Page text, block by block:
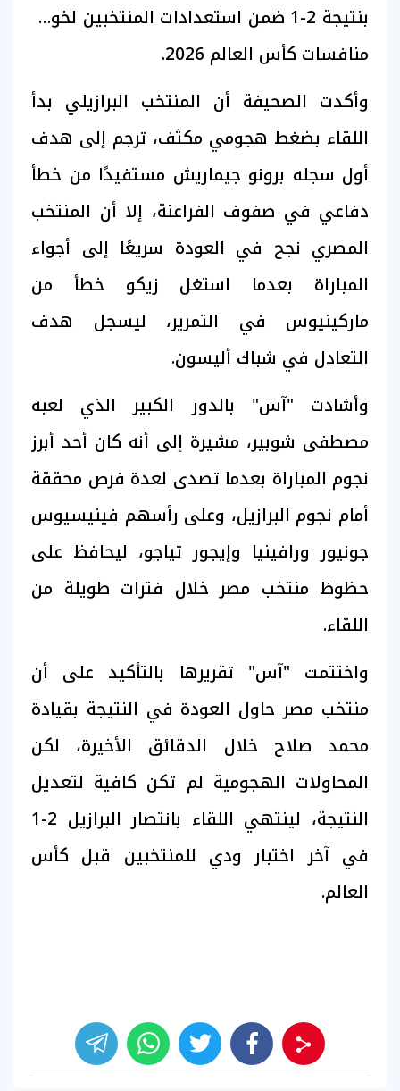
بنتيجة 2-1 ضمن استعدادات المنتخبين لخوض
منافسات كأس العالم 2026.
وأكدت الصحيفة أن المنتخب البرازيلي بدأ
اللقاء بضغط هجومي مكثف، ترجم إلى هدف
أول سجله برونو جيماريش مستفيدًا من خطأ
دفاعي في صفوف الفراعنة، إلا أن المنتخب
المصري نجح في العودة سريعًا إلى أجواء
المباراة بعدما استغل زيكو خطأ من
ماركينيوس في التمرير، ليسجل هدف
التعادل في شباك أليسون.
وأشادت "آس" بالدور الكبير الذي لعبه
مصطفى شوبير، مشيرة إلى أنه كان أحد أبرز
نجوم المباراة بعدما تصدى لعدة فرص محققة
أمام نجوم البرازيل، وعلى رأسهم فينيسيوس
جونيور ورافينيا وإيجور تياجو، ليحافظ على
حظوظ منتخب مصر خلال فترات طويلة من
اللقاء.
واختتمت "آس" تقريرها بالتأكيد على أن
منتخب مصر حاول العودة في النتيجة بقيادة
محمد صلاح خلال الدقائق الأخيرة، لكن
المحاولات الهجومية لم تكن كافية لتعديل
النتيجة، لينتهي اللقاء بانتصار البرازيل 2-1
في آخر اختبار ودي للمنتخبين قبل كأس
العالم.